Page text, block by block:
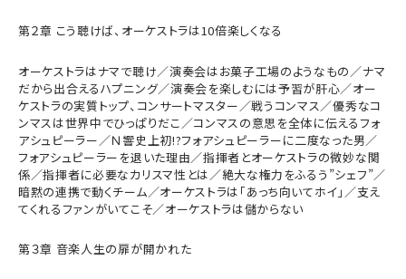
第２章 こう聴けば、オーケストラは10倍楽しくなる
オーケストラはナマで聴け／演奏会はお菓子工場のようなもの／ナマ
だから出合えるハプニング／演奏会を楽しむには予習が肝心／オー
ケストラの実質トップ、コンサートマスター／戦うコンマス／優秀なコ
ンマスは世界中でひっぱりだこ／コンマスの意思を全体に伝えるフォ
アシュピーラー／Ｎ響史上初!?フォアシュピーラーに二度なった男／
フォアシュピーラーを退いた理由／指揮者とオーケストラの微妙な関
係／指揮者に必要なカリスマ性とは／絶大な権力をふるう”シェフ”／
暗黙の連携で動くチーム／オーケストラは「あっち向いてホイ」／支え
てくれるファンがいてこそ／オーケストラは儲からない
第３章 音楽人生の扉が開かれた